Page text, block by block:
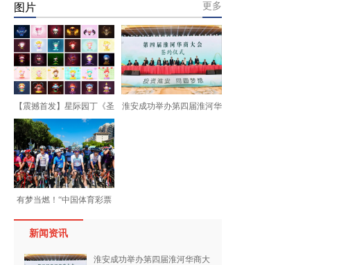
图片 更多
【震撼首发】星际园丁《圣 淮安成功举办第四届淮河华
有梦当燃！“中国体育彩票
新闻资讯
淮安成功举办第四届淮河华商大